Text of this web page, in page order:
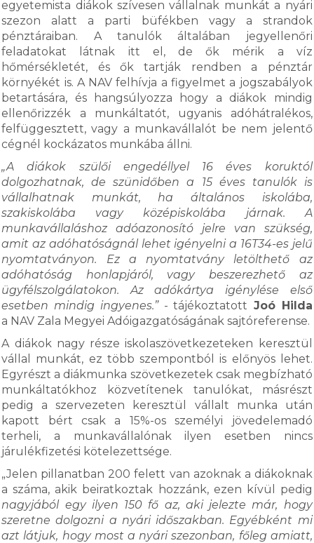
egyetemista diákok szívesen vállalnak munkát a nyári
szezon alatt a parti büfékben vagy a strandok
pénztáraiban. A tanulók általában jegyellenőri
feladatokat látnak itt el, de ők mérik a víz
hőmérsékletét, és ők tartják rendben a pénztár
környékét is. A NAV felhívja a figyelmet a jogszabályok
betartására, és hangsúlyozza hogy a diákok mindig
ellenőrizzék a munkáltatót, ugyanis adóhátralékos,
felfüggesztett, vagy a munkavállalót be nem jelentő
cégnél kockázatos munkába állni.
„A diákok szülői engedéllyel 16 éves koruktól
dolgozhatnak, de szünidőben a 15 éves tanulók is
vállalhatnak munkát, ha általános iskolába,
szakiskolába vagy középiskolába járnak. A
munkavállaláshoz adóazonosító jelre van szükség,
amit az adóhatóságnál lehet igényelni a 16T34-es jelű
nyomtatványon. Ez a nyomtatvány letölthető az
adóhatóság honlapjáról, vagy beszerezhető az
ügyfélszolgálatokon. Az adókártya igénylése első
esetben mindig ingyenes.”- tájékoztatott Joó Hilda
a NAV Zala Megyei Adóigazgatóságának sajtóreferense.
A diákok nagy része iskolaszövetkezeteken keresztül
vállal munkát, ez több szempontból is előnyös lehet.
Egyrészt a diákmunka szövetkezetek csak megbízható
munkáltatókhoz közvetítenek tanulókat, másrészt
pedig a szervezeten keresztül vállalt munka után
kapott bért csak a 15%-os személyi jövedelemadó
terheli, a munkavállalónak ilyen esetben nincs
járulékfizetési kötelezettsége.
„Jelen pillanatban 200 felett van azoknak a diákoknak
a száma, akik beiratkoztak hozzánk, ezen kívül pedig
nagyjából egy ilyen 150 fő az, aki jelezte már, hogy
szeretne dolgozni a nyári időszakban. Egyébként mi
azt látjuk, hogy most a nyári szezonban, főleg amiatt,